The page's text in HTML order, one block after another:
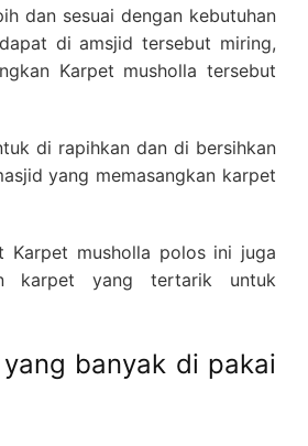
dan sesuai dengan kebutuhan
di amsjid tersebut miring,
Karpet musholla tersebut
di rapihkan dan di bersihkan
yang memasangkan karpet
Karpet musholla polos ini juga
karpet yang tertarik untuk
banyak di pakai